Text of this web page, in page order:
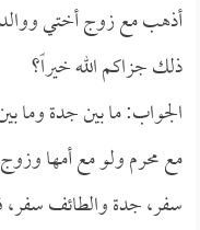
أذهب مع زوج أختي
ذلك جزاكم الله خيراً؟
الجواب: ما بين جدة وما
مع محرم ولو مع أمها
سفر، جدة والطائف سفر،